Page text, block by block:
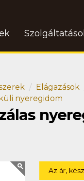
Elágazások
nyeregidom
Az ár,